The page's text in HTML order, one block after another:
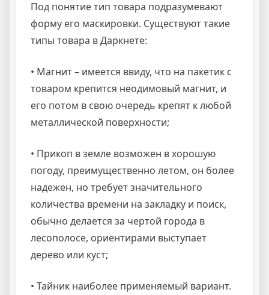
Под понятие тип товара подразумевают
форму его маскировки. Существуют такие
типы товара в Даркнете:
• Магнит – имеется ввиду, что на пакетик с
товаром крепится неодимовый магнит, и
его потом в свою очередь крепят к любой
металлической поверхности;
• Прикоп в земле возможен в хорошую
погоду, преимущественно летом, он более
надежен, но требует значительного
количества времени на закладку и поиск,
обычно делается за чертой города в
лесополосе, ориентирами выступает
дерево или куст;
• Тайник наиболее применяемый вариант.